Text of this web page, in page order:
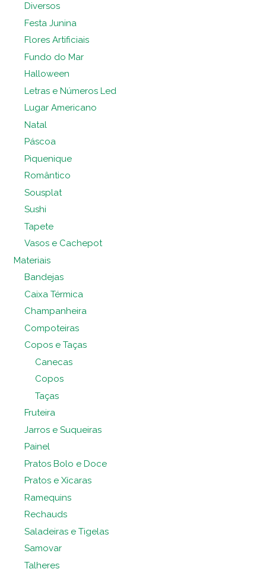
Diversos
Festa Junina
Flores Artificiais
Fundo do Mar
Halloween
Letras e Números Led
Lugar Americano
Natal
Páscoa
Piquenique
Romântico
Sousplat
Sushi
Tapete
Vasos e Cachepot
Materiais
Bandejas
Caixa Térmica
Champanheira
Compoteiras
Copos e Taças
Canecas
Copos
Taças
Fruteira
Jarros e Suqueiras
Painel
Pratos Bolo e Doce
Pratos e Xícaras
Ramequins
Rechauds
Saladeiras e Tigelas
Samovar
Talheres